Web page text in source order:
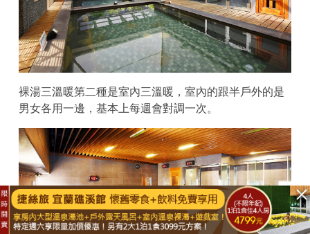
裸湯三溫暖第二種是室內三溫暖，室內的跟半戶外的是
男女各用一邊，基本上每週會對調一次。
立即購買